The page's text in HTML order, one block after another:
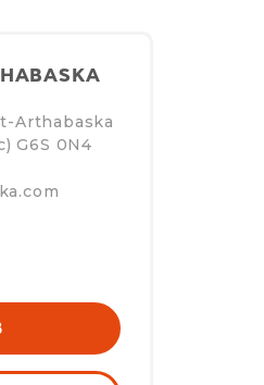
Arthabaska
G6S 0N4